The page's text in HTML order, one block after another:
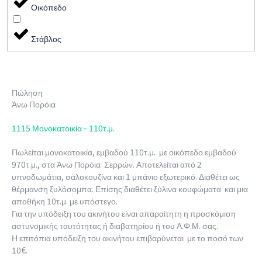
Οικόπεδο
Στάβλος
Πώληση
Άνω Πορόια
1115 Μονοκατοικία - 110τ.μ.
Πωλείται μονοκατοικία, εμβαδού 110τ.μ. με οικόπεδο εμβαδού
970τ.μ., στα Άνω Πορόια Σερρών. Αποτελείται από 2
υπνοδωμάτια, σαλοκουζίνα και 1 μπάνιο εξωτερικό. Διαθέτει ως
θέρμανση ξυλόσομπα. Επίσης διαθέτει ξύλινα κουφώματα και μια
αποθήκη 10τ.μ. με υπόστεγο.
Για την υπόδειξη του ακινήτου είναι απαραίτητη η προσκόμιση
αστυνομικής ταυτότητας ή διαβατηρίου ή του Α.Φ.Μ. σας.
Η επιτόπια υπόδειξη του ακινήτου επιβαρύνεται με το ποσό των
10€.